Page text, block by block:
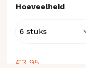
Hoeveelheid
€3,95